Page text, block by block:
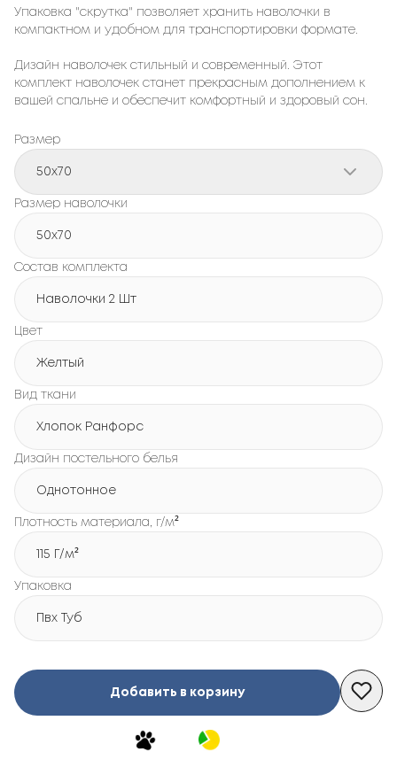
Упаковка "скрутка" позволяет хранить наволочки в
компактном и удобном для транспортировки формате.
Дизайн наволочек стильный и современный. Этот
комплект наволочек станет прекрасным дополнением к
вашей спальне и обеспечит комфортный и здоровый сон.
Размер
50x70
Размер наволочки
50x70
Состав комплекта
Наволочки 2 Шт
Цвет
Желтый
Вид ткани
Хлопок Ранфорс
Дизайн постельного белья
Однотонное
Плотность материала, г/м²
115 Г/м²
Упаковка
Пвх Туб
Добавить в корзину